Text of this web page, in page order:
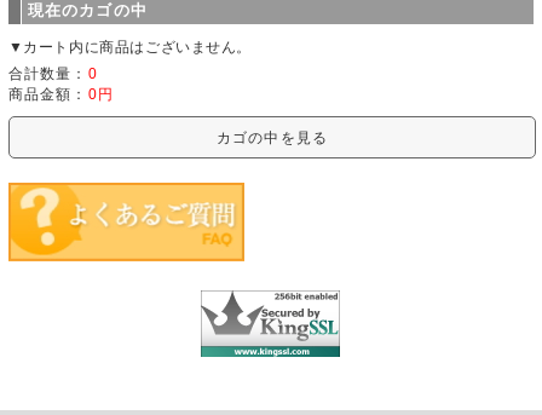
現在のカゴの中
▼カート内に商品はございません。
合計数量： 0
商品金額： 0円
カゴの中を見る